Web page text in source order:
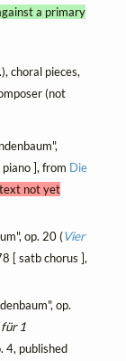
a primary
choral pieces,
(not
], from Die
not yet
op. 20 (Vier
[ satb chorus ],
op.
1
4, published